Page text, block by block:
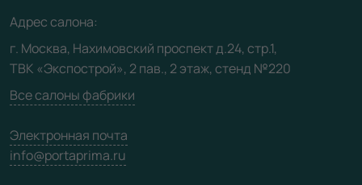
Карта сайта
Адрес салона:
г. Москва, Нахимовский проспект д.24, стр.1,
ТВК «Экспострой», 2 пав., 2 этаж, стенд №220
Все салоны фабрики
Электронная почта
info@portaprima.ru